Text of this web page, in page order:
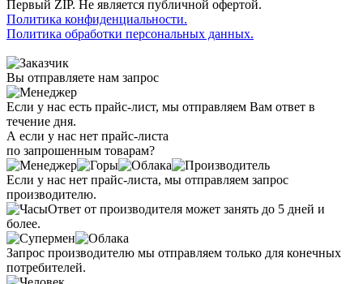
Первый ZIP. Не является публичной офертой.
Политика конфиденциальности.
Политика обработки персональных данных.
Вы отправляете нам запрос
Если у нас есть прайс-лист, мы отправляем Вам ответ в
течение дня.
А если у нас нет прайс-листа
по запрошенным товарам?
Если у нас нет прайс-листа, мы отправляем запрос
производителю.
Ответ от производителя может занять до 5 дней и
более.
Запрос производителю мы отправляем только для конечных
потребителей.